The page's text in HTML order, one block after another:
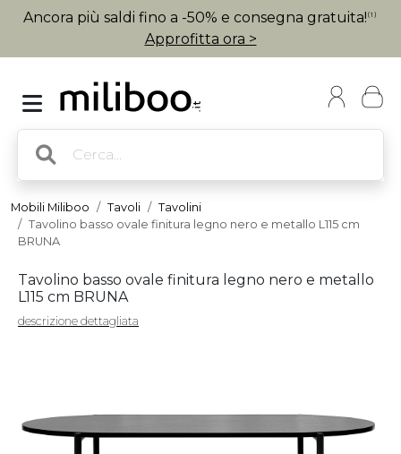
Ancora più saldi fino a -50% e consegna gratuita! (1)
Approfitta ora >
Mobili Miliboo Tavoli
Tavolini
Tavolino basso ovale finitura legno nero e metallo L115 cm
BRUNA
Tavolino basso ovale finitura legno nero e metallo
L115 cm BRUNA
descrizione dettagliata